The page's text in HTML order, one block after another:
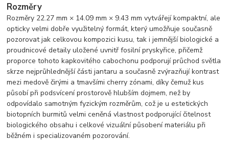
Rozměry
Rozměry 22.27 mm × 14.09 mm × 9.43 mm vytvářejí kompaktní, ale
opticky velmi dobře využitelný formát, který umožňuje současně
pozorovat jak celkovou kompozici kusu, tak i jemnější biologické a
proudnicové detaily uložené uvnitř fosilní pryskyřice, přičemž
proporce tohoto kapkovitého cabochonu podporují průchod světla
skrze nejprůhlednější části jantaru a současně zvýrazňují kontrast
mezi medově čirými a tmavšími cherry zónami, díky čemuž kus
působí při podsvícení prostorově hlubším dojmem, než by
odpovídalo samotným fyzickým rozměrům, což je u estetických
biotopních burmitů velmi ceněná vlastnost podporující čitelnost
biologického obsahu i celkové vizuální působení materiálu při
běžném i specializovaném pozorování.